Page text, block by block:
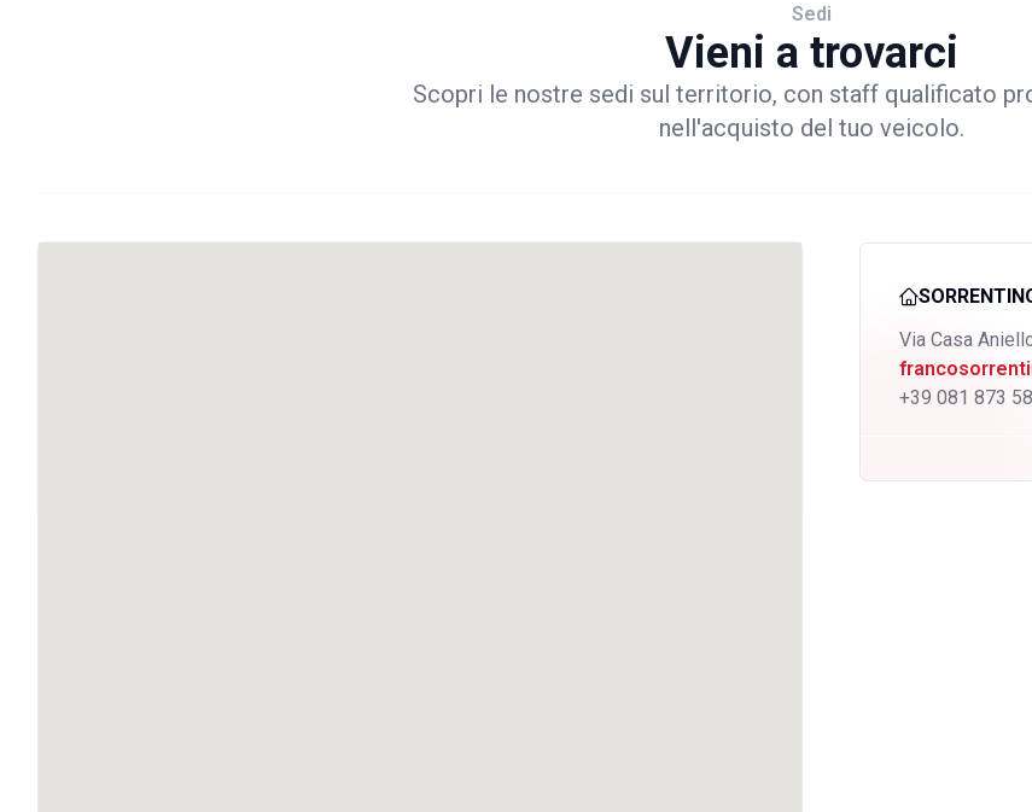
Sedi
Vieni a trovarci
Scopri le nostre sedi sul territorio, con staff qualificato
nell'acquisto del tuo veicolo.
Via Casa
+39 081 873